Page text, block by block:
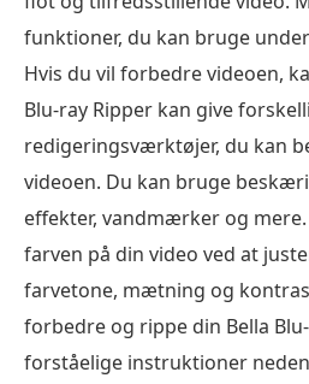
funktioner, du kan bruge
Hvis du vil forbedre videoen,
Blu-ray Ripper kan give
redigeringsværktøjer, du kan
videoen. Du kan bruge
effekter, vandmærker og
farven på din video ved at
farvetone, mætning og
forbedre og rippe din Bella
forståelige instruktioner